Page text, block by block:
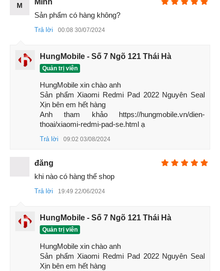
Mặt lưng Xiaomi Redmi Pad
Một điểm cộng về thiết kế là cụm 4 loa lớn ở phía trên và
dưới máy. Với những người dùng đam mê chơi game hay
nghe nhạc thì thiết kế này quá hoàn hảo. Nút nguồn được
đặt ở phía trên máy còn khe đựng thẻ nhớ và nút âm lượng
M
Minh
Sản phẩm có hàng không?
Trả lời 00:08 30/07/2024
HungMobile - Số 7 Ngõ 121 Thái Hà
Quản trị viên
HungMobile xin chào anh
Sản phẩm Xiaomi Redmi Pad 2022 Nguyên Seal
Xịn bên em hết hàng
Anh tham khảo https://hungmobile.vn/dien-
thoai/xiaomi-redmi-pad-se.html ạ
Trả lời 09:02 03/08/2024
đăng
khi nào có hàng thế shop
Trả lời 19:49 22/06/2024
HungMobile - Số 7 Ngõ 121 Thái Hà
Quản trị viên
HungMobile xin chào anh
Sản phẩm Xiaomi Redmi Pad 2022 Nguyên Seal
Xịn bên em hết hàng